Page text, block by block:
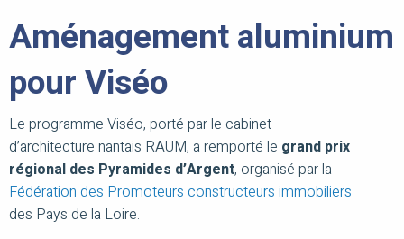
Aménagement aluminium
pour Viséo
Le programme Viséo, porté par le cabinet
d’architecture nantais RAUM, a remporté le grand prix
régional des Pyramides d’Argent, organisé par la
Fédération des Promoteurs constructeurs immobiliers
des Pays de la Loire.